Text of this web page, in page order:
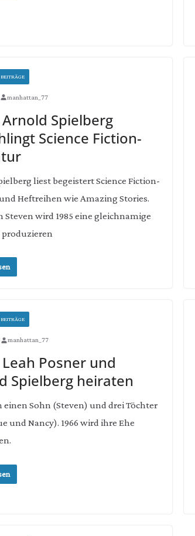
manhattan_77
Arnold Spielberg
Science Fiction-
liest begeistert Science Fiction-
Heftreihen wie Amazing Stories.
Steven wird 1985 eine gleichnamige
produzieren
manhattan_77
Posner und
Spielberg heiraten
einen Sohn (Steven) und drei Töchter
und Nancy). 1966 wird ihre Ehe